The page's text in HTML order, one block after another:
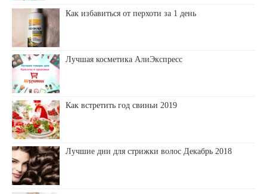
Как избавиться от перхоти за 1 день
Лучшая косметика АлиЭкспресс
Как встретить год свиньи 2019
Лучшие дни для стрижки волос Декабрь 2018